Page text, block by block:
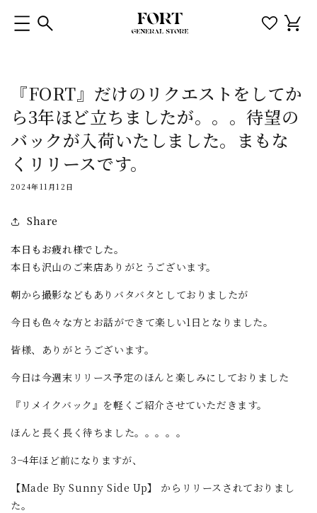
ンツに
進む
ー
『FORT』だけのリクエストをしてか
ら3年ほど立ちましたが。。。待望の
バックが入荷いたしました。まもな
くリリースです。
2024年11月12日
Share
本日もお疲れ様でした。
本日も沢山のご来店ありがとうございます。
朝から撮影などもありバタバタとしておりましたが
今日も色々な方とお話ができて楽しい1日となりました。
皆様、ありがとうございます。
今日は今週末リリース予定のほんと楽しみにしておりました
『リメイクバック』を軽くご紹介させていただきます。
ほんと長く長く待ちました。。。。。
3−4年ほど前になりますが、
【Made By Sunny Side Up】 からリリースされておりまし
た。